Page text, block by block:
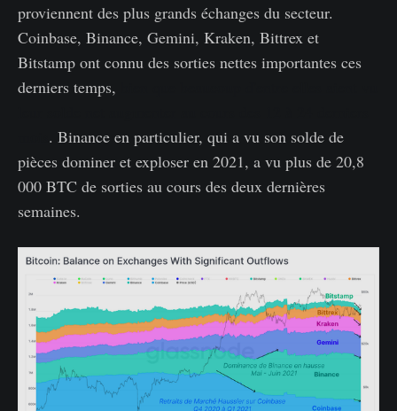
proviennent des plus grands échanges du secteur.
Coinbase, Binance, Gemini, Kraken, Bittrex et
Bitstamp ont connu des sorties nettes importantes ces
derniers temps,
. Binance en particulier, qui a vu son solde de
pièces dominer et exploser en 2021, a vu plus de 20,8
000 BTC de sorties au cours des deux dernières
semaines.